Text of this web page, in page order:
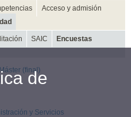
Acceso y admisión
SAIC
Encuestas
(final)
y Servicios
de